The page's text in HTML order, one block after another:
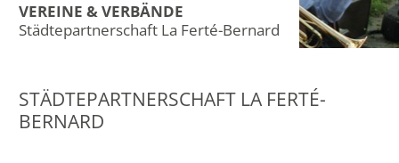
VEREINE & VERBÄNDE
Städtepartnerschaft La Ferté-Bernard
STÄDTEPARTNERSCHAFT LA FERTÉ-
BERNARD